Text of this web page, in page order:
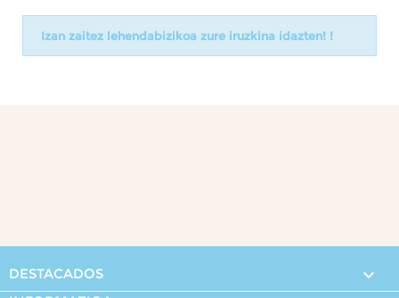
Izan zaitez lehendabizikoa zure iruzkina idazten! !
DESTACADOS 